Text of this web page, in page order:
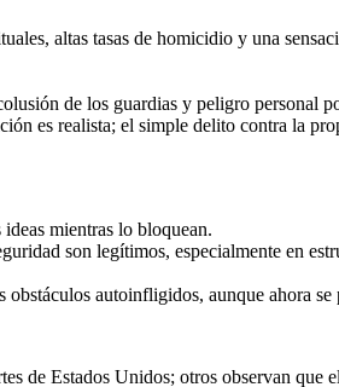
altas tasas de homicidio y una
de los guardias y peligro personal
es realista; el simple delito contra la
mientras lo bloquean.
son legítimos, especialmente en
autoinfligidos, aunque ahora se
de Estados Unidos; otros observan